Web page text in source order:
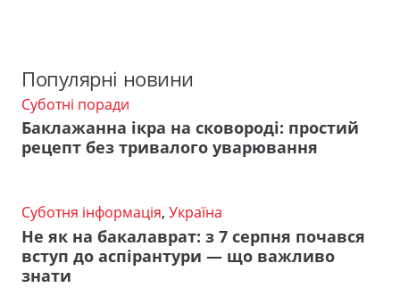
Популярні новини
Суботні поради
Баклажанна ікра на сковороді: простий
рецепт без тривалого уварювання
Суботня інформація, Україна
Не як на бакалаврат: з 7 серпня почався
вступ до аспірантури — що важливо
знати